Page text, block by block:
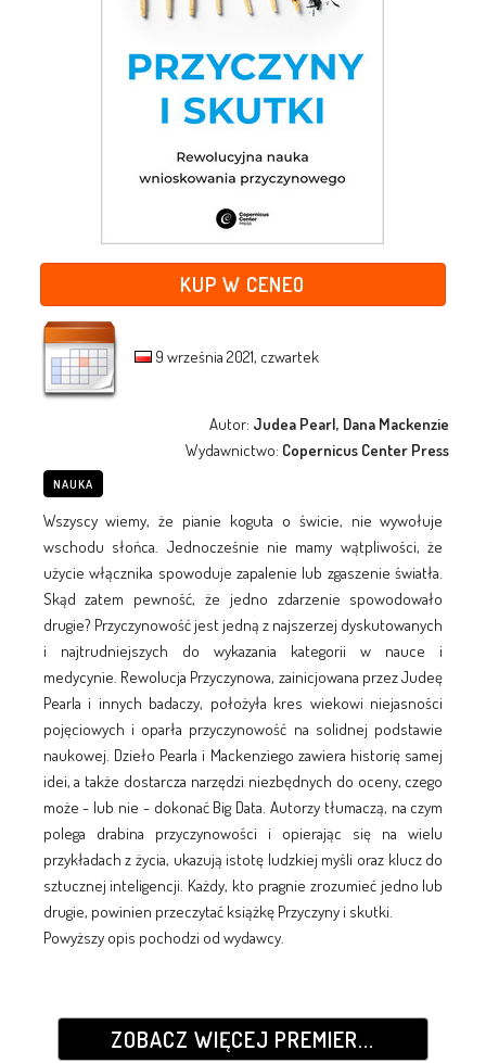
KUP W CENEO
9 września 2021, czwartek
Autor: Judea Pearl, Dana Mackenzie
Wydawnictwo: Copernicus Center Press
NAUKA
Wszyscy wiemy, że pianie koguta o świcie, nie wywołuje
wschodu słońca. Jednocześnie nie mamy wątpliwości, że
użycie włącznika spowoduje zapalenie lub zgaszenie światła.
Skąd zatem pewność, że jedno zdarzenie spowodowało
drugie? Przyczynowość jest jedną z najszerzej dyskutowanych
i najtrudniejszych do wykazania kategorii w nauce i
medycynie. Rewolucja Przyczynowa, zainicjowana przez Judeę
Pearla i innych badaczy, położyła kres wiekowi niejasności
pojęciowych i oparła przyczynowość na solidnej podstawie
naukowej. Dzieło Pearla i Mackenziego zawiera historię samej
idei, a także dostarcza narzędzi niezbędnych do oceny, czego
może - lub nie - dokonać Big Data. Autorzy tłumaczą, na czym
polega drabina przyczynowości i opierając się na wielu
przykładach z życia, ukazują istotę ludzkiej myśli oraz klucz do
sztucznej inteligencji. Każdy, kto pragnie zrozumieć jedno lub
drugie, powinien przeczytać książkę Przyczyny i skutki.
Powyższy opis pochodzi od wydawcy.
ZOBACZ WIĘCEJ PREMIER...